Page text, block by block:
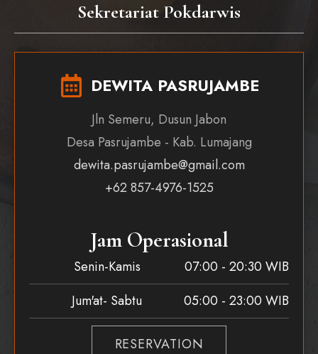
Sekretariat Pokdarwis
DEWITA PASRUJAMBE
Jln Semeru, Dusun Jabon
Desa Pasrujambe - Kab. Lumajang
dewita.pasrujambe@gmail.com
+62 857-4976-1525
Jam Operasional
Senin-Kamis
07:00 - 20:30 WIB
Jum'at- Sabtu
05:00 - 23:00 WIB
RESERVATION